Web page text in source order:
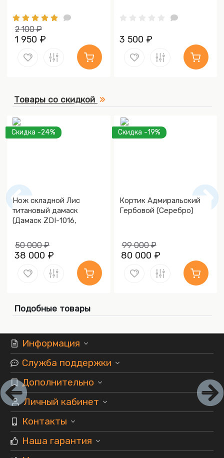
2 100 ₽
1 950 ₽ 3 500 ₽
Товары со скидкой
Скидка -24%
Нож складной Лис
титановый дамаск
(Дамаск ZDI-1016,
50 000 ₽
38 000 ₽
Скидка -19%
Кортик Адмиральский
Гербовой (Серебро)
99 000 ₽
80 000 ₽
Подобные товары
Информация
Служба поддержки
Дополнительно
Личный кабинет
Контакты
Наша гарантия